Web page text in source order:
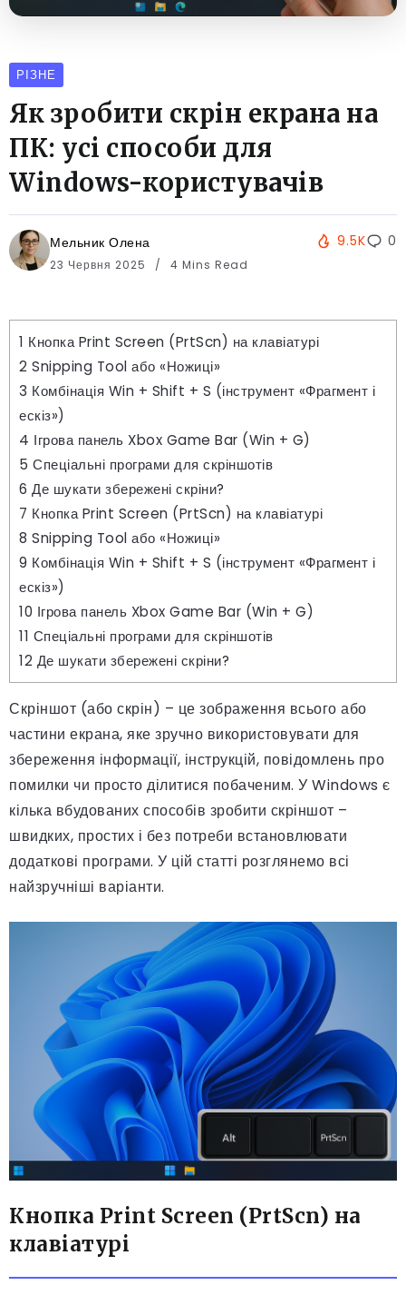
РІЗНЕ
Як зробити скрін екрана на
ПК: усі способи для
Windows-користувачів
Мельник Олена
23 Червня 2025 4 Mins Read
9.5K 0
1 Кнопка Print Screen (PrtScn) на клавіатурі
2 Snipping Tool або «Ножиці»
3 Комбінація Win + Shift + S (інструмент «Фрагмент і
ескіз»)
4 Ігрова панель Xbox Game Bar (Win + G)
5 Спеціальні програми для скріншотів
6 Де шукати збережені скріни?
7 Кнопка Print Screen (PrtScn) на клавіатурі
8 Snipping Tool або «Ножиці»
9 Комбінація Win + Shift + S (інструмент «Фрагмент і
ескіз»)
10 Ігрова панель Xbox Game Bar (Win + G)
11 Спеціальні програми для скріншотів
12 Де шукати збережені скріни?
Скріншот (або скрін) – це зображення всього або
частини екрана, яке зручно використовувати для
збереження інформації, інструкцій, повідомлень про
помилки чи просто ділитися побаченим. У Windows є
кілька вбудованих способів зробити скріншот –
швидких, простих і без потреби встановлювати
додаткові програми. У цій статті розглянемо всі
найзручніші варіанти.
Кнопка Print Screen (PrtScn) на
клавіатурі